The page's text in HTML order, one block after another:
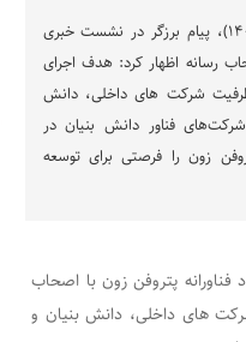
ظهر امروز سه شنبه(۱۶ اسفند ۱۴٠۱)، پیام برزگر در نشست خبری
رسانه اظهار کرد: هدف اجرای
ظرفیت شرکت های داخلی، دانش
فناور دانش بنیان در
زون را فرصتی برای توسعه
خبری رویداد فناورانه پتروفن زون با اصحاب
های داخلی، دانش بنیان و